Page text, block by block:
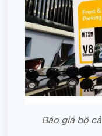
Báo giá bộ